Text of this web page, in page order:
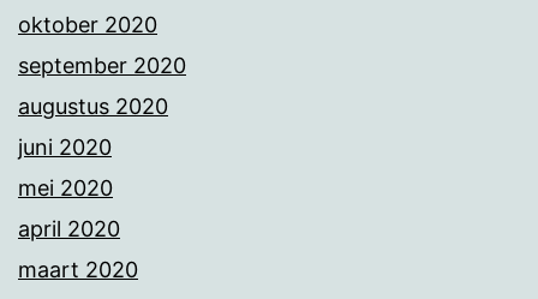
oktober 2020
september 2020
augustus 2020
juni 2020
mei 2020
april 2020
maart 2020